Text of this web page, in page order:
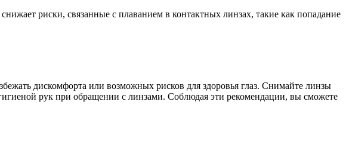
риски, связанные с плаванием в контактных линзах, такие как попадание
дискомфорта или возможных рисков для здоровья глаз. Снимайте линзы
рук при обращении с линзами. Соблюдая эти рекомендации, вы сможете